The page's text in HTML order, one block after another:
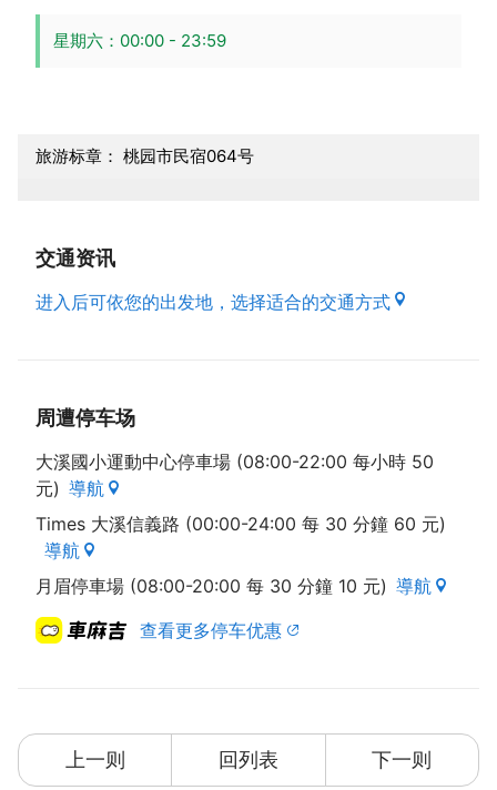
星期六：00:00 - 23:59
旅游标章： 桃园市民宿064号
交通资讯
进入后可依您的出发地，选择适合的交通方式
周遭停车场
大溪國小運動中心停車場 (08:00-22:00 每小時 50
元) 導航
Times 大溪信義路 (00:00-24:00 每 30 分鐘 60 元)
導航
月眉停車場 (08:00-20:00 每 30 分鐘 10 元) 導航
查看更多停车优惠
上一则 回列表 下一则